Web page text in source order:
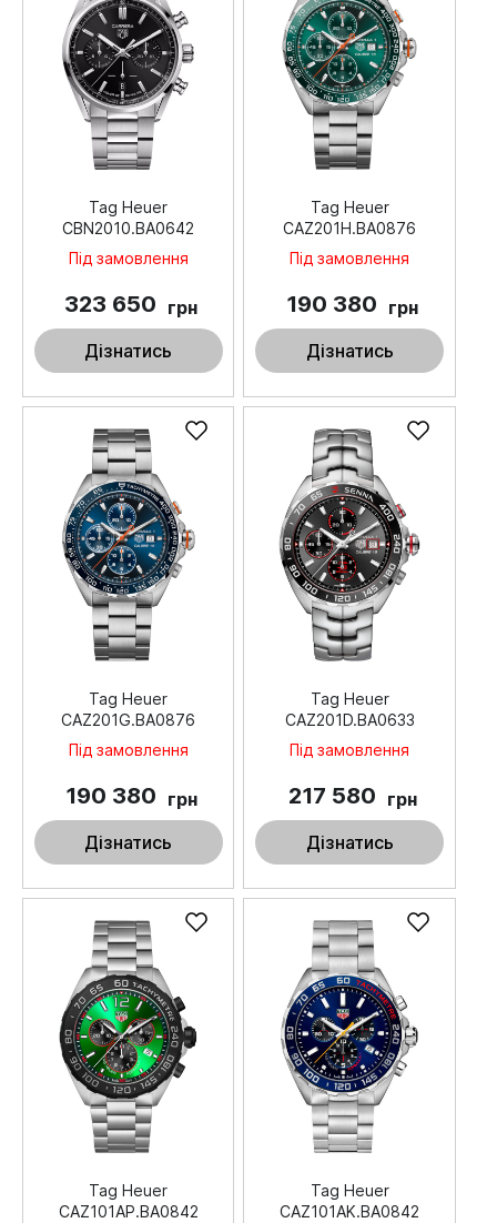
Tag Heuer
CBN2010.BA0642
Під замовлення
323 650 грн
Дізнатись
Tag Heuer
CAZ201H.BA0876
Під замовлення
190 380 грн
Дізнатись
Tag Heuer
CAZ201G.BA0876
Під замовлення
190 380 грн
Дізнатись
Tag Heuer
CAZ201D.BA0633
Під замовлення
217 580 грн
Дізнатись
Tag Heuer
CAZ101AP.BA0842
Tag Heuer
CAZ101AK.BA0842